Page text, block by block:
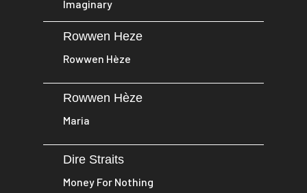
Imaginary
Rowwen Heze
Rowwen Hèze
Rowwen Hèze
Maria
Dire Straits
Money For Nothing